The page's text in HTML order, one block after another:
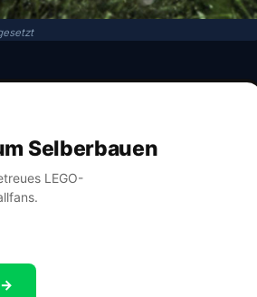
Selberbauen
LEGO-
→